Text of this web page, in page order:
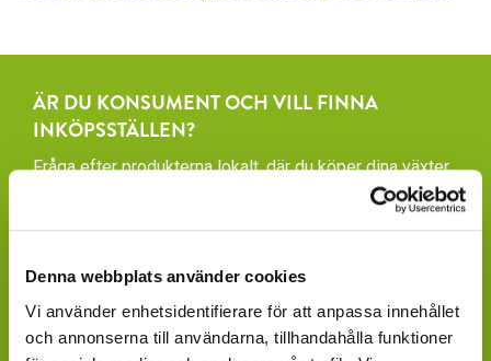
Denna webbplats använder cookies
Vi använder enhetsidentifierare för att anpassa innehållet
och annonserna till användarna, tillhandahålla funktioner
ÄR DU KONSUMENT OCH VILL FINNA
INKÖPSSTÄLLEN?
Fråga efter produkterna lokalt, där du köper dina växter.
Våra produkter finns under säsong tillgängliga att
beställa hos ett rikstäckande nätverk av återförsäljare
Hornbach, Plantagen, Bauhaus, Bogrönt och många
fristående GardenCenter och Handelsträdgårdar.